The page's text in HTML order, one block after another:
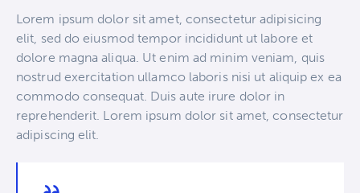
Lorem ipsum dolor sit amet, consectetur adipisicing
elit, sed do eiusmod tempor incididunt ut labore et
dolore magna aliqua. Ut enim ad minim veniam, quis
nostrud exercitation ullamco laboris nisi ut aliquip ex ea
commodo consequat. Duis aute irure dolor in
reprehenderit. Lorem ipsum dolor sit amet, consectetur
adipiscing elit.